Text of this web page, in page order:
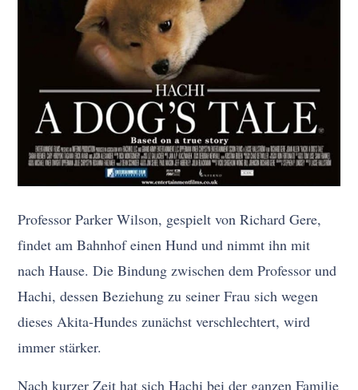
Professor Parker Wilson, gespielt von Richard Gere,
findet am Bahnhof einen Hund und nimmt ihn mit
nach Hause. Die Bindung zwischen dem Professor und
Hachi, dessen Beziehung zu seiner Frau sich wegen
dieses Akita-Hundes zunächst verschlechtert, wird
immer stärker.
Nach kurzer Zeit hat sich Hachi bei der ganzen Familie